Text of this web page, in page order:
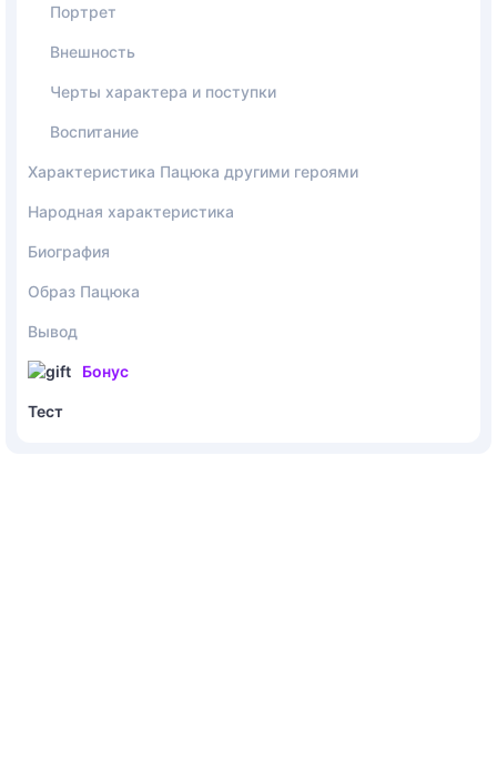
Портрет
Внешность
Черты характера и поступки
Воспитание
Характеристика Пацюка другими героями
Народная характеристика
Биография
Образ Пацюка
Вывод
Бонус
Тест